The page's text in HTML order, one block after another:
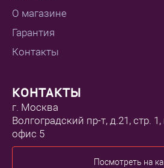
О магазине
Гарантия
Контакты
КОНТАКТЫ
г. Москва
Волгоградский пр-т, д.21, стр.
офис 5
Посмотреть на